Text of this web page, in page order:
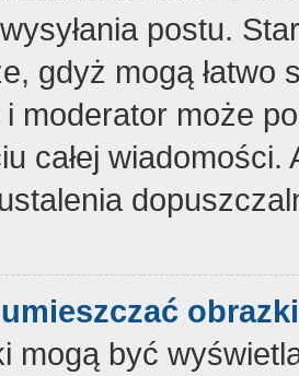
postu.
gdyż mogą
moderator może
całej
mogą być